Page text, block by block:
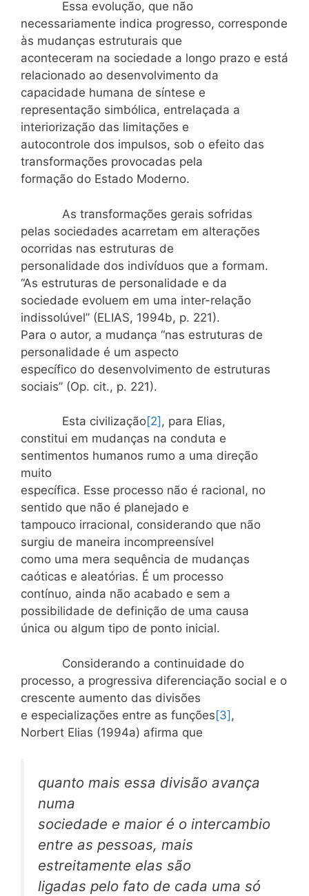
Essa evolução, que não
necessariamente indica progresso, corresponde
às mudanças estruturais que
aconteceram na sociedade a longo prazo e está
relacionado ao desenvolvimento da
capacidade humana de síntese e
representação simbólica, entrelaçada a
interiorização das limitações e
autocontrole dos impulsos, sob o efeito das
transformações provocadas pela
formação do Estado Moderno.
As transformações gerais sofridas
pelas sociedades acarretam em alterações
ocorridas nas estruturas de
personalidade dos indivíduos que a formam.
“As estruturas de personalidade e da
sociedade evoluem em uma inter-relação
indissolúvel” (ELIAS, 1994b, p. 221).
Para o autor, a mudança “nas estruturas de
personalidade é um aspecto
específico do desenvolvimento de estruturas
sociais” (Op. cit., p. 221).
Esta civilização[2] , para Elias,
constitui em mudanças na conduta e
sentimentos humanos rumo a uma direção
muito
específica. Esse processo não é racional, no
sentido que não é planejado e
tampouco irracional, considerando que não
surgiu de maneira incompreensível
como uma mera sequência de mudanças
caóticas e aleatórias. É um processo
contínuo, ainda não acabado e sem a
possibilidade de definição de uma causa
única ou algum tipo de ponto inicial.
Considerando a continuidade do
processo, a progressiva diferenciação social e o
crescente aumento das divisões
e especializações entre as funções[3],
Norbert Elias (1994a) afirma que
quanto mais essa divisão avança
numa
sociedade e maior é o intercambio
entre as pessoas, mais
estreitamente elas são
ligadas pelo fato de cada uma só